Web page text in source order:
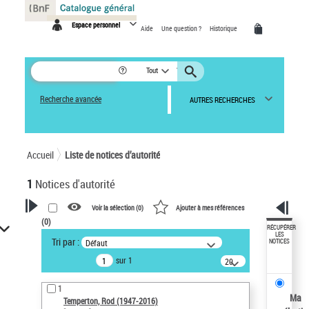
Espace personnel Aide Une question ? Historique
Tout
Recherche avancée AUTRES RECHERCHES
Accueil Liste de notices d’autorité
1 Notices d'autorité
VOTRE RECHERCHE
Recherche avancée dans les
notices d’autorité
Œuvres liées à l'auteur :
Temperton, Rod (1947-2016)
Voir la sélection (0) Ajouter à mes références
(0)
Tri par : Défaut
sur 1
20
résultats/page
1
Temperton, Rod (1947-2016)
RÉCUPÉRER
LES
NOTICES
Ma
Panneau de gestion des cookies